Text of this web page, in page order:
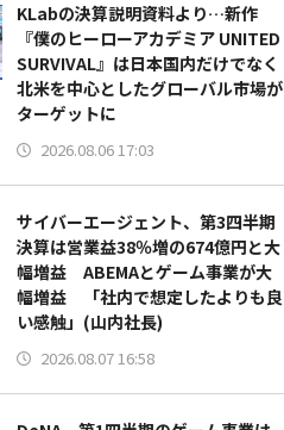
KLabの決算説明資料より…新作
『僕のヒーローアカデミア UNITED
SURVIVAL』は日本国内だけでなく
北米を中心としたグローバル市場が
ターゲットに
2026.08.06 17:03
サイバーエージェント、第3四半期
決算は営業益38％増の674億円と大
幅増益 ABEMAとゲーム事業が大
幅増益 「社内で想定したよりも良
い感触」(山内社長)
2026.08.07 16:58